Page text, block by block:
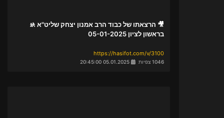
🎥 הרצאתו של כבוד הרב אמנון יצחק שליט"א 🚸
בראשון לציון 05-01-2025
https://hasifot.com/v/3100
1046 צפיות